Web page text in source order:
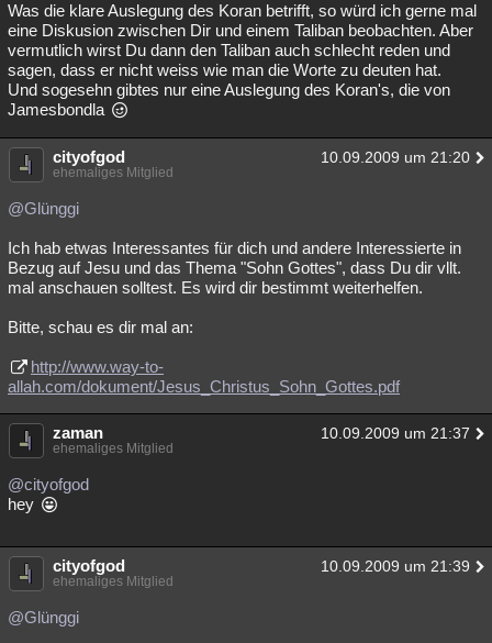
Was die klare Auslegung des Koran betrifft, so würd ich gerne mal
eine Diskusion zwischen Dir und einem Taliban beobachten. Aber
vermutlich wirst Du dann den Taliban auch schlecht reden und
sagen, dass er nicht weiss wie man die Worte zu deuten hat.
Und sogesehn gibtes nur eine Auslegung des Koran's, die von
Jamesbondla
cityofgod 10.09.2009 um 21:20
ehemaliges Mitglied
@Glünggi
Ich hab etwas Interessantes für dich und andere Interessierte in
Bezug auf Jesu und das Thema "Sohn Gottes", dass Du dir vllt.
mal anschauen solltest. Es wird dir bestimmt weiterhelfen.
Bitte, schau es dir mal an:
http://www.way-to-
allah.com/dokument/Jesus_Christus_Sohn_Gottes.pdf
zaman 10.09.2009 um 21:37
ehemaliges Mitglied
@cityofgod
hey
cityofgod 10.09.2009 um 21:39
ehemaliges Mitglied
@Glünggi